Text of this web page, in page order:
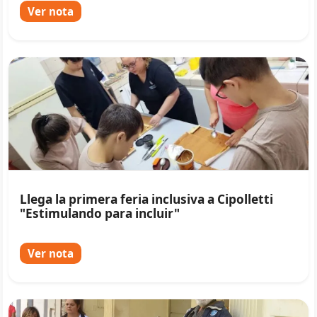
Ver nota
Llega la primera feria inclusiva a Cipolletti
"Estimulando para incluir"
Ver nota